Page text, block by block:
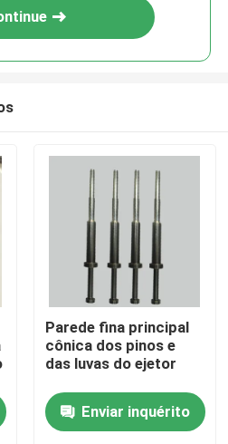
Parede fina principal
cônica dos pinos e
das luvas do ejetor
Enviar inquérito